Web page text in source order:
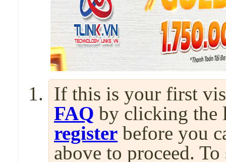
If this is your first
FAQ by clicking the
register before you
above to proceed.